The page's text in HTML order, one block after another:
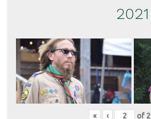
2021
« ‹ of 2